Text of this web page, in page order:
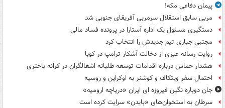
پیمان دفاعی مکه!
مربی سابق استقلال سرمربی آفریقای جنوبی شد
دستگیری مسئول یک اداره آستارا در پرونده فساد مالی
مجتبی جباری تیم جدیدش را انتخاب کرد
روایت رسانه عبری از دخالت آشکار ترامپ در کوبا
هشدار حماس درباره اقدامات توسعه طلبانه اشغالگران در کرانه باختری
احتمال سفر ویتکاف و کوشنر به اوکراین و روسیه
جان دوباره نگین فیروزه ای ایران «دریاچه ارومیه»
سرطان به استخوان‌های «بایدن» سرایت کرده است